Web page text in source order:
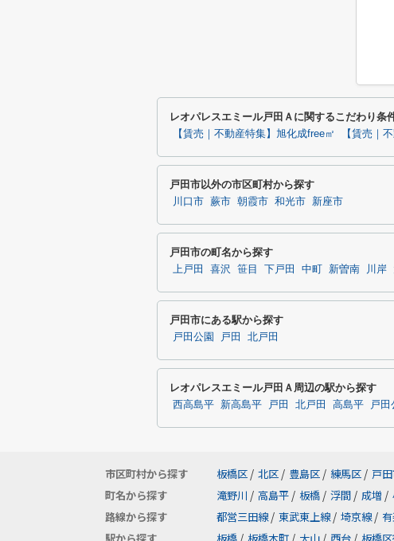
レオパレスエミール戸田Ａに関するこだわり条
【賃売｜不動産特集】旭化成free㎡ 【賃売｜
戸田市以外の市区町村から探す
川口市 蕨市 朝霞市 和光市 新座市
戸田市の町名から探す
上戸田 喜沢 笹目 下戸田 中町 新曽南 川岸
戸田市にある駅から探す
戸田公園 戸田 北戸田
レオパレスエミール戸田Ａ周辺の駅から探す
西高島平 新高島平 戸田 北戸田 高島平 戸田
市区町村から探す 板橋区 / 北区 / 豊島区 / 練馬区 / 戸
町名から探す
滝野川 / 高島平 / 板橋 / 浮間 / 成増 /
路線から探す
都営三田線 / 東武東上線 / 埼京線 /